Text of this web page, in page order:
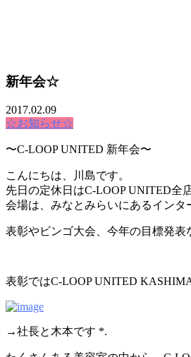
MOVIE
CARE
RECRUIT
新年会☆
2017.02.09
☆お知らせ☆
〜C-LOOP UNITED 新年会〜
こんにちは、川島です。
先日の定休日はC-LOOP UNITED全
会場は、みなとみらいにあるイン
表彰やビンゴ大会、今年の目標発表
表彰ではC-LOOP UNITED
→社長と木本です *.